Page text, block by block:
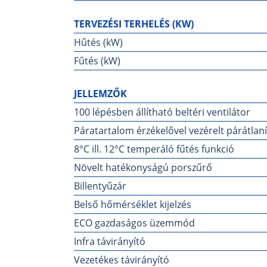
TERVEZÉSI TERHELÉS (KW)
Hűtés (kW)
Fűtés (kW)
JELLEMZŐK
100 lépésben állítható beltéri ventilátor
Páratartalom érzékelővel vezérelt
8°C ill. 12°C temperáló fűtés funkció
Növelt hatékonyságú porszűrő
Billentyűzár
Belső hőmérséklet kijelzés
ECO gazdaságos üzemmód
Infra távirányító
Vezetékes távirányító